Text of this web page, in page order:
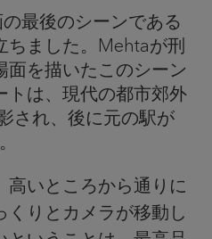
最後のシーンである
ちました。Mehtaが刑
面を描いたこのシーン
トは、現代の都市郊外
され、後に元の駅が
高いところから通りに
くりとカメラが移動し